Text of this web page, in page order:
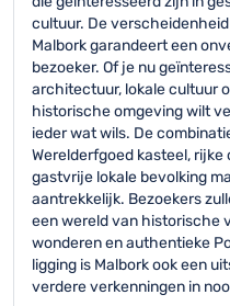
cultuur. De
Malbork garandeert een
bezoeker. Of je nu
architectuur, lokale cultuur
historische omgeving wilt
ieder wat wils. De
Werelderfgoed kasteel,
gastvrije lokale bevolking
aantrekkelijk. Bezoekers
een wereld van historische
wonderen en authentieke
ligging is Malbork ook een
verdere verkenningen in